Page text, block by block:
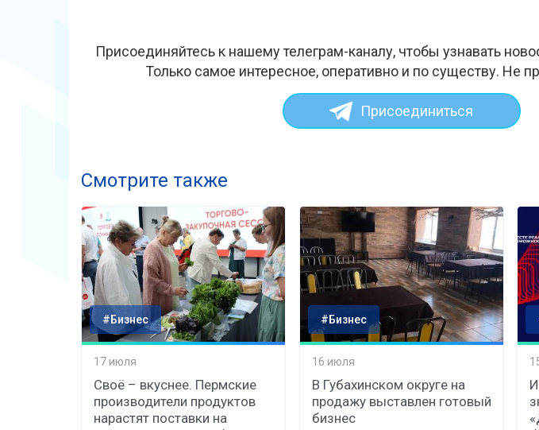
Присоединяйтесь к нашему телеграм-каналу, чтобы узнавать
Только самое интересное, оперативно и по существу. Не
Присоединиться
Смотрите также
#Бизнес
17 июля
Своё – вкуснее. Пермские
производители продуктов
нарастят поставки на
#Бизнес
16 июля
В Губахинском округе на
продажу выставлен готовый
бизнес